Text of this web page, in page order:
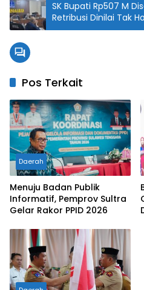
SK Bupati Rp507 M
Retribusi Dinilai Tak
Pos Terkait
Daerah
Menuju Badan Publik
Informatif, Pemprov Sultra
Gelar Rakor PPID 2026